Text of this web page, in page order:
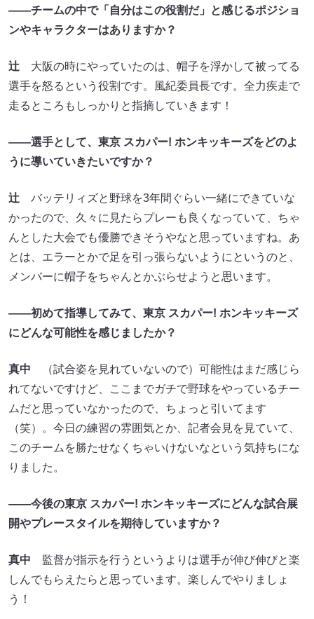
――チームの中で「自分はこの役割だ」と感じるポジショ
ンやキャラクターはありますか？
辻 大阪の時にやっていたのは、帽子を浮かして被ってる
選手を怒るという役割です。風紀委員長です。全力疾走で
走るところもしっかりと指摘していきます！
――選手として、東京 スカパー! ホンキッキーズをどのよ
うに導いていきたいですか？
辻 バッテリィズと野球を3年間ぐらい一緒にできていな
かったので、久々に見たらプレーも良くなっていて、ちゃ
んとした大会でも優勝できそうやなと思っていますね。あ
とは、エラーとかで足を引っ張らないようにというのと、
メンバーに帽子をちゃんとかぶらせようと思います。
――初めて指導してみて、東京 スカパー! ホンキッキーズ
にどんな可能性を感じましたか？
真中 （試合姿を見れていないので）可能性はまだ感じら
れてないですけど、ここまでガチで野球をやっているチー
ムだと思っていなかったので、ちょっと引いてます
（笑）。今日の練習の雰囲気とか、記者会見を見ていて、
このチームを勝たせなくちゃいけないなという気持ちにな
りました。
――今後の東京 スカパー! ホンキッキーズにどんな試合展
開やプレースタイルを期待していますか？
真中 監督が指示を行うというよりは選手が伸び伸びと楽
しんでもらえたらと思っています。楽しんでやりましょ
う！